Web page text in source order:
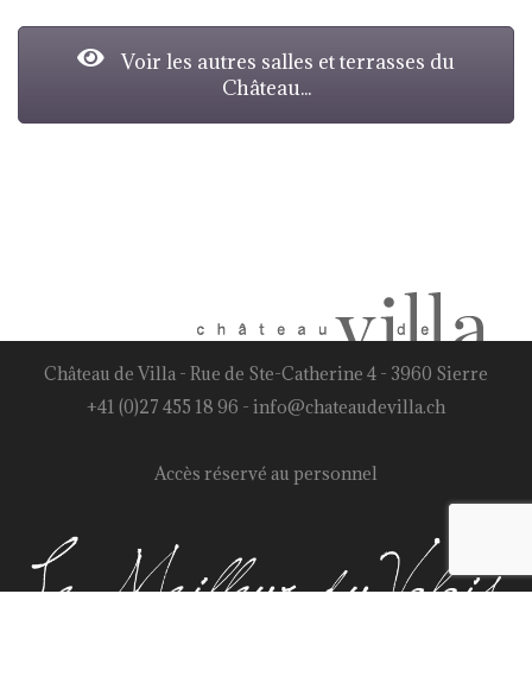
Voir les autres salles et terrasses du
Château...
Château de Villa - Rue de Ste-Catherine 4 - 3960 Sierre
+41 (0)27 455 18 96 - info@chateaudevilla.ch
Accès réservé au personnel